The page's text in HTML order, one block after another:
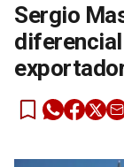
Sergio